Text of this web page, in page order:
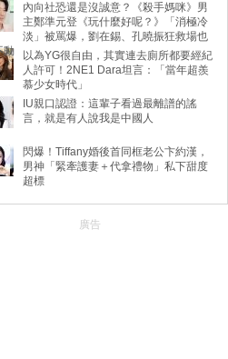
內向社恐還是沒誠意？《殺手媽咪》男
主鄭準元登《玩什麼好呢？》「消極冷
淡」被罵爆，劉在錫、孔曉振狂救場也
動
以為YG很自由，其實連去廁所都要經紀
人許可！2NE1 Dara坦言：「當年超羨
慕少女時代」
IU親口認證：這輩子看過最離譜的謠
言，就是有人說我是中國人
閃爆！Tiffany婚後首同框老公卞約漢，
男神「緊牽護妻＋代拿禮物」私下甜度
超標
廣告